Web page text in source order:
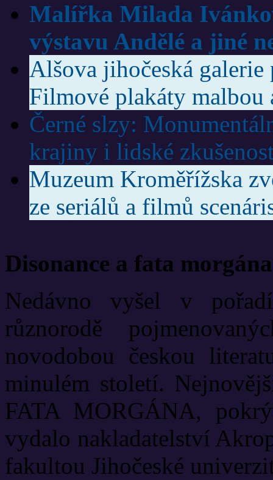
Malířka Milada
výstavu Andělé a jiné
Alšova jihočeská
Filmové plakáty malbou
Černé slzy:
krajiny i lidské
Muzeum Kroměřížska
ze seriálů a filmů
Disonance a fata morgána
Nedávno vyšel v
různorodě
novodobou českou
minulém století.
FATA MORGÁNA,
vydalo nakladatelství
fakultou Jihočeské